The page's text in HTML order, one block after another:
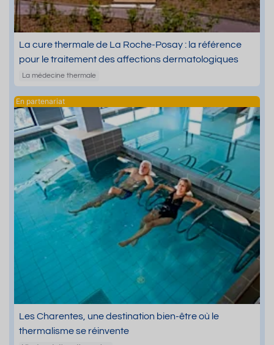
La cure thermale de La Roche-Posay : la référence
pour le traitement des affections dermatologiques
La médecine thermale
Les Charentes, une destination bien-être où le
thermalisme se réinvente